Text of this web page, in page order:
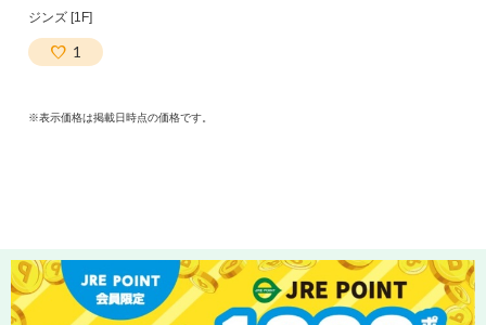
ジンズ [1F]
1
※表示価格は掲載日時点の価格です。